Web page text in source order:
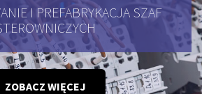
I PREFABRYKACJA SZAF
ZOBACZ WIĘCEJ